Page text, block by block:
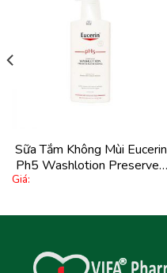
Sữa Tắm Không Mùi Eucerin
Ph5 Washlotion Preserves
Skin Resilience Unperfumed
Giá: